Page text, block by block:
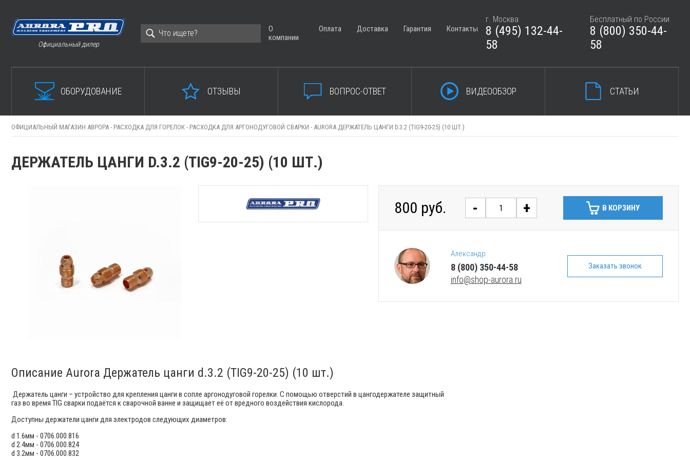
Официальный дилер
О
компании
Оплата Доставка Гарантия Контакты
г. Москва
8 (495) 132-44-
58
Бесплатный по России
8 (800) 350-44-
58
ОБОРУДОВАНИЕ ОТЗЫВЫ ВОПРОС-ОТВЕТ ВИДЕООБЗОР СТАТЬИ
ОФИЦИАЛЬНЫЙ МАГАЗИН АВРОРА - РАСХОДКА ДЛЯ ГОРЕЛОК - РАСХОДКА ДЛЯ АРГОНОДУГОВОЙ СВАРКИ - AURORA ДЕРЖАТЕЛЬ ЦАНГИ D.3.2 (TIG9-20-25) (10 ШТ.)
ДЕРЖАТЕЛЬ ЦАНГИ D.3.2 (TIG9-20-25) (10 ШТ.)
800 руб. - + В КОРЗИНУ
Александр
8 (800) 350-44-58
info@shop-aurora.ru
Заказать звонок
Описание Aurora Держатель цанги d.3.2 (TIG9-20-25) (10 шт.)
Держатель цанги – устройство для крепления цанги в сопле аргонодуговой горелки. С помощью отверстий в цангодержателе защитный
газ во время TIG сварки подаётся к сварочной ванне и защищает её от вредного воздействия кислорода.
Доступны держатели цанги для электродов следующих диаметров:
d 1.6мм - 0706.000.816
d 2.4мм - 0706.000.824
d 3.2мм - 0706.000.832
ЗАКРЫТЬ КОРЗИНУ